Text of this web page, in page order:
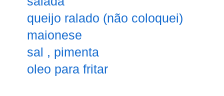
queijo ralado (não coloquei)
maionese
sal , pimenta
oleo para fritar